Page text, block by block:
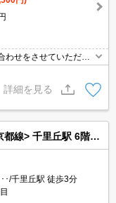
せをさせていただき
迎えサービスも実施中
９９」にお気軽にお問
詳細を見る
千里丘駅 6階建 築20年
･/千里丘駅 徒歩3分